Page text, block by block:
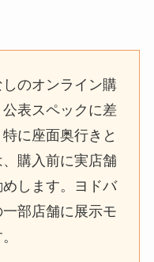
のオンライン購
表スペックに差
に座面奥行きと
購入前に実店舗
します。ヨドバ
部店舗に展示モ